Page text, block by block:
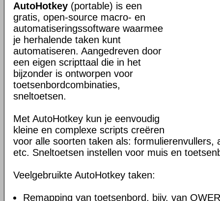
AutoHotkey (portable) is een
gratis, open-source macro- en
automatiseringssoftware waarmee
je herhalende taken kunt
automatiseren. Aangedreven door
een eigen scripttaal die in het
bijzonder is ontworpen voor
toetsenbordcombinaties,
sneltoetsen.
Met AutoHotkey kun je eenvoudig
kleine en complexe scripts creëren
voor alle soorten taken als: formulierenvullers,
etc. Sneltoetsen instellen voor muis en
Veelgebruikte AutoHotkey taken:
Remapping van toetsenbord, bijv. van